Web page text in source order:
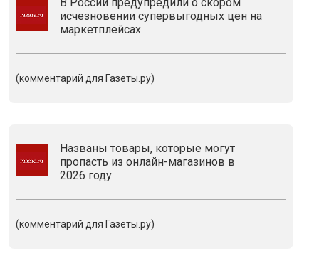
исчезновении супервыгодных цен на
маркетплейсах
(комментарий для Газеты.ру)
Названы товары, которые могут
пропасть из онлайн-магазинов в
2026 году
(комментарий для Газеты.ру)